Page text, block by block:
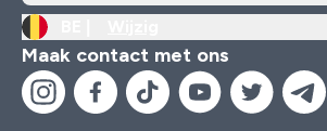
Maak contact met ons